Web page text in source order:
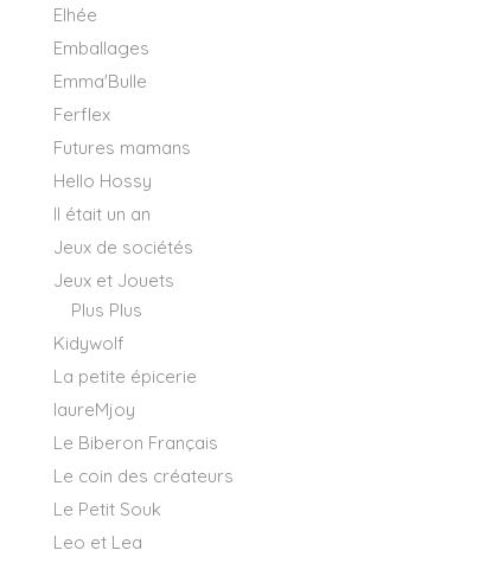
Elhée
Emballages
Emma'Bulle
Ferflex
Futures mamans
Hello Hossy
Il était un an
Jeux de sociétés
Jeux et Jouets
Plus Plus
Kidywolf
La petite épicerie
laureMjoy
Le Biberon Français
Le coin des créateurs
Le Petit Souk
Leo et Lea